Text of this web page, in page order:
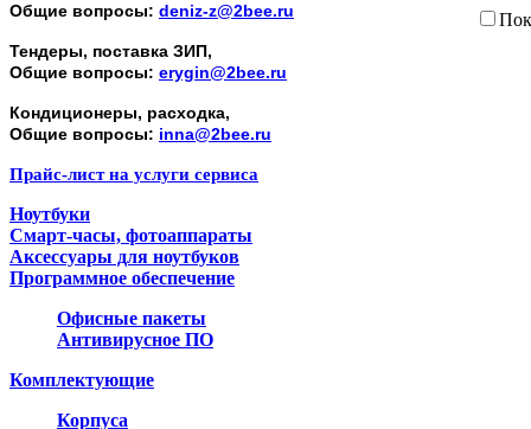
Общие вопросы: deniz-z@2bee.ru
Тендеры, поставка ЗИП,
Общие вопросы: erygin@2bee.ru
Кондиционеры, расходка,
Общие вопросы: inna@2bee.ru
Прайс-лист на услуги сервиса
Ноутбуки
Смарт-часы, фотоаппараты
Аксессуары для ноутбуков
Программное обеспечение
Офисные пакеты
Антивирусное ПО
Комплектующие
Корпуса